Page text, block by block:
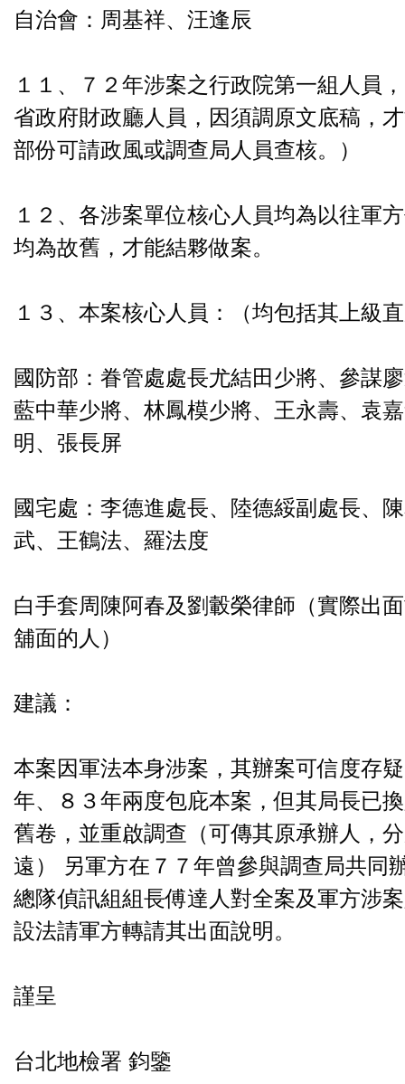
自治會：周基祥、汪逢辰
１１、７２年涉案之行政院第一組人員
省政府財政廳人員，因須調原文底稿，
部份可請政風或調查局人員查核。）
１２、各涉案單位核心人員均為以往軍
均為故舊，才能結夥做案。
１３、本案核心人員：（均包括其上級
國防部：眷管處處長尤結田少將、參謀
藍中華少將、林鳳模少將、王永壽、袁
明、張長屏
國宅處：李德進處長、陸德綏副處長、
武、王鶴法、羅法度
白手套周陳阿春及劉轂榮律師（實際出
舖面的人）
建議：
本案因軍法本身涉案，其辦案可信度存
年、８３年兩度包庇本案，但其局長已
舊卷，並重啟調查（可傳其原承辦人，
遠） 另軍方在７７年曾參與調查局共同
總隊偵訊組組長傅達人對全案及軍方涉
設法請軍方轉請其出面說明。
謹呈
台北地檢署 鈞鑒